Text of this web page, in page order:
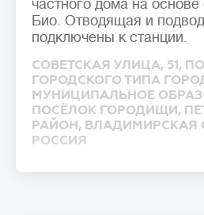
частного дома на
Био. Отводящая и
подключены к станции.
СОВЕТСКАЯ УЛИЦА, 51,
ГОРОДСКОГО ТИПА
МУНИЦИПАЛЬНОЕ
ПОСЁЛОК ГОРОДИЩИ,
РАЙОН, ВЛАДИМИРСКАЯ
РОССИЯ